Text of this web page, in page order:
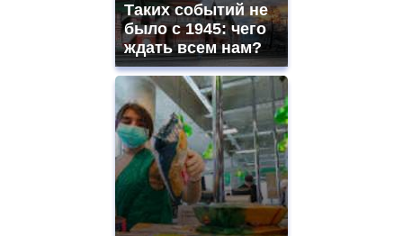
Таких событий не
было с 1945: чего
ждать всем нам?